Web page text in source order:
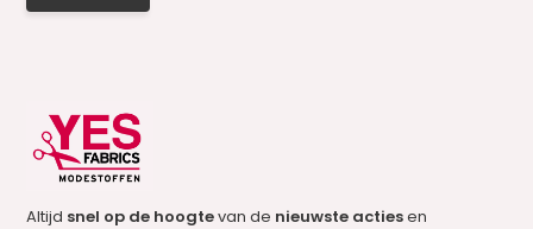
Altijd snel op de hoogtevan de nieuwste actiesen